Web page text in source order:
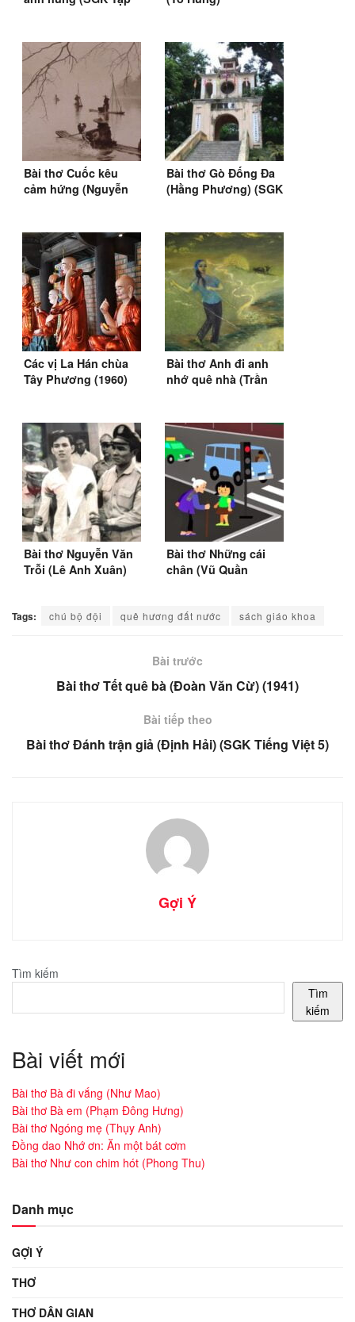
Bài thơ Cuốc kêu
cảm hứng (Nguyễn
Bài thơ Gò Đống Đa
(Hằng Phương) (SGK
Các vị La Hán chùa
Tây Phương (1960)
Bài thơ Anh đi anh
nhớ quê nhà (Trần
Bài thơ Nguyễn Văn
Trỗi (Lê Anh Xuân)
Bài thơ Những cái
chân (Vũ Quần
Tags: chú bộ đội quê hương đất nước sách giáo khoa
Bài trước
Bài thơ Tết quê bà (Đoàn Văn Cừ) (1941)
Bài tiếp theo
Bài thơ Đánh trận giả (Định Hải) (SGK Tiếng Việt 5)
Gợi Ý
Tìm kiếm
Tìm
kiếm
Bài viết mới
Bài thơ Bà đi vắng (Như Mao)
Bài thơ Bà em (Phạm Đông Hưng)
Bài thơ Ngóng mẹ (Thụy Anh)
Đồng dao Nhớ ơn: Ăn một bát cơm
Bài thơ Như con chim hót (Phong Thu)
Danh mục
GỢI Ý
THƠ
THƠ DÂN GIAN